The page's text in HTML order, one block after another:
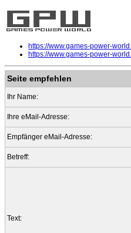
https://www.games-power-
https://www.games-power-
Seite empfehlen
Ihr Name:
Ihre eMail-Adresse:
Empfänger eMail-Adresse:
Betreff:
Text: